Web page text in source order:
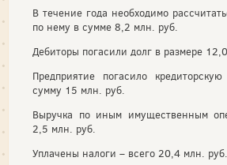
В течение года необходимо
по нему в сумме 8,2 млн. руб.
Дебиторы погасили долг в размере
Предприятие погасило
сумму 15 млн. руб.
Выручка по иным имущественным
2,5 млн. руб.
Уплачены налоги – всего 20,4 млн. руб.